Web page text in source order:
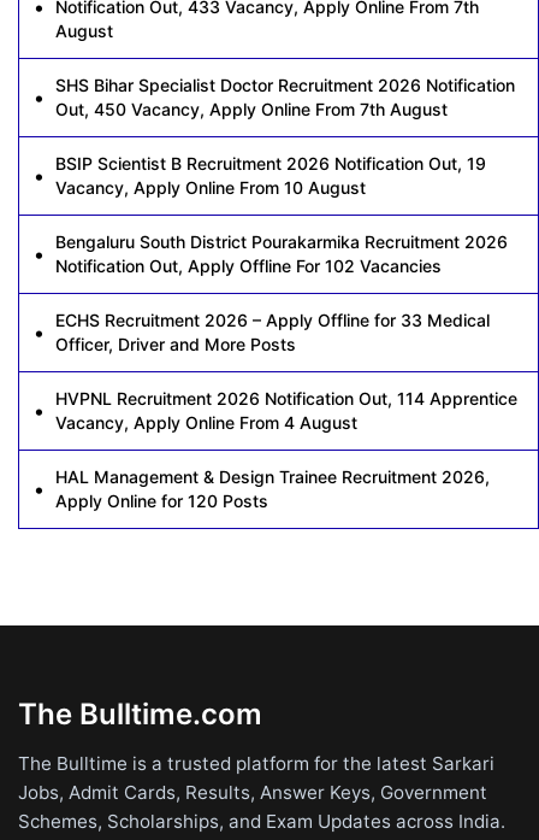
Notification Out, 433 Vacancy, Apply Online From 7th
August
SHS Bihar Specialist Doctor Recruitment 2026 Notification
Out, 450 Vacancy, Apply Online From 7th August
BSIP Scientist B Recruitment 2026 Notification Out, 19
Vacancy, Apply Online From 10 August
Bengaluru South District Pourakarmika Recruitment 2026
Notification Out, Apply Offline For 102 Vacancies
ECHS Recruitment 2026 – Apply Offline for 33 Medical
Officer, Driver and More Posts
HVPNL Recruitment 2026 Notification Out, 114 Apprentice
Vacancy, Apply Online From 4 August
HAL Management & Design Trainee Recruitment 2026,
Apply Online for 120 Posts
The Bulltime.com
The Bulltime is a trusted platform for the latest Sarkari
Jobs, Admit Cards, Results, Answer Keys, Government
Schemes, Scholarships, and Exam Updates across India.